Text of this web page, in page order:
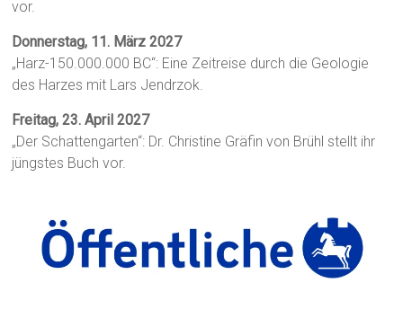
vor.
Donnerstag, 11. März 2027
„Harz-150.000.000 BC“: Eine Zeitreise durch die Geologie
des Harzes mit Lars Jendrzok.
Freitag, 23. April 2027
„Der Schattengarten“: Dr. Christine Gräfin von Brühl stellt ihr
jüngstes Buch vor.